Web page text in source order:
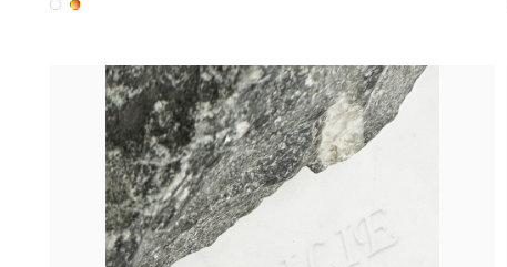
BlancMulticolore